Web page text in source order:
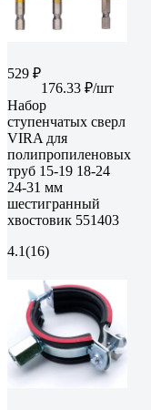
529 ₽
176.33 ₽/шт
Набор
ступенчатых сверл
VIRA для
полипропиленовых
труб 15-19 18-24
24-31 мм
шестигранный
хвостовик 551403
4.1(16)